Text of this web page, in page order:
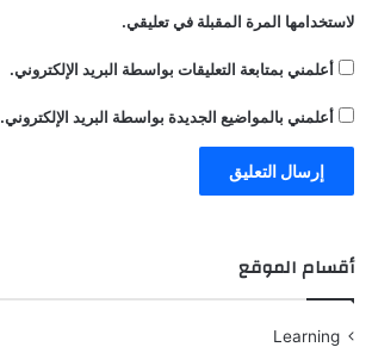
لاستخدامها المرة المقبلة في تعليقي.
أعلمني بمتابعة التعليقات بواسطة البريد الإلكتروني.
أعلمني بالمواضيع الجديدة بواسطة البريد الإلكتروني.
أقسام الموقع
Learning